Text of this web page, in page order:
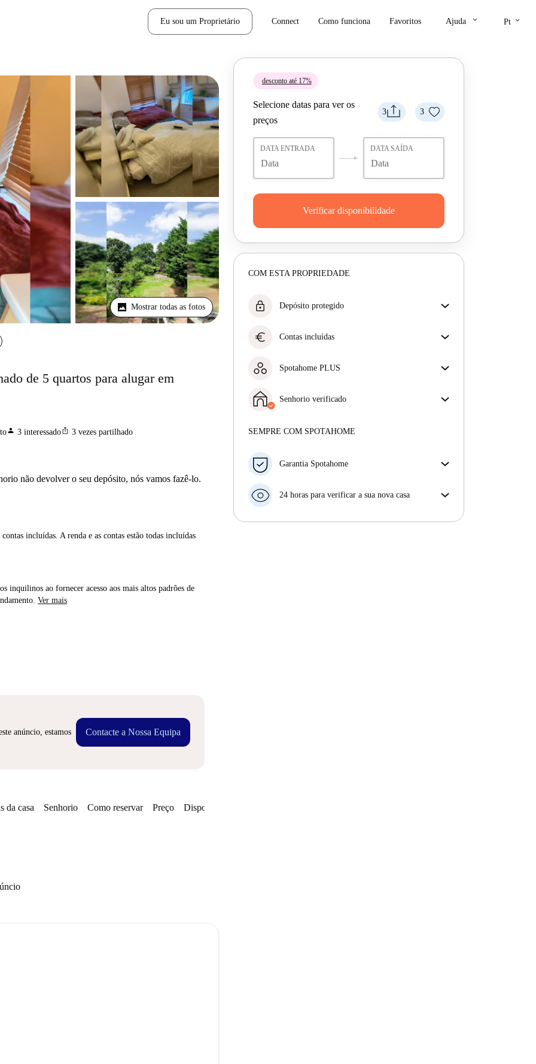
Eu sou um Proprietário Connect Como funciona Favoritos Ajuda keyboard_arrow_down Pt keyboard_arrow_down
Mostrar todas as fotos
de 5 quartos para alugar em
person 3 interessadoios_share 3 vezes partilhado
não devolver o seu depósito, nós vamos fazê-lo.
incluídas. A renda e as contas estão todas incluídas
inquilinos ao fornecer acesso aos mais altos padrões de
Ver mais
anúncio, estamos
Contacte a Nossa Equipa
desconto até 17%
3 3
Selecione datas para ver os
preços
DATA ENTRADA DATA SAÍDA
Verificar disponibilidade
COM ESTA PROPRIEDADE
lock Depósito protegido
devolver o seu depósito, nós vamos fazê-lo.
euro Contas incluídas
incluídas. A renda e as contas estão todas incluídas
Spotahome PLUS
inquilinos ao fornecer acesso aos mais altos padrões
de segurança e suporte adicional durante o
Senhorio verificado
Mais sobre este senhorio
SEMPRE COM SPOTAHOME
Garantia Spotahome
antecedência, nós iremos A) pagar um hotel e ajudá-
seu dinheiro na totalidade.
24 horas para verificar a sua nova casa
da casa Senhorio Como reservar Preço Disponibilidades